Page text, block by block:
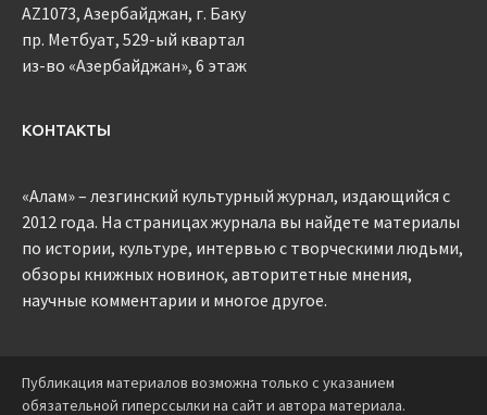
AZ1073, Азербайджан, г. Баку
пр. Метбуат, 529-ый квартал
из-во «Азербайджан», 6 этаж
КОНТАКТЫ
«Алам» – лезгинский культурный журнал, издающийся с
2012 года. На страницах журнала вы найдете материалы
по истории, культуре, интервью с творческими людьми,
обзоры книжных новинок, авторитетные мнения,
научные комментарии и многое другое.
Публикация материалов возможна только с указанием
обязательной гиперссылки на сайт и автора материала.